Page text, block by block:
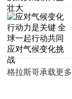
格拉斯哥承载更